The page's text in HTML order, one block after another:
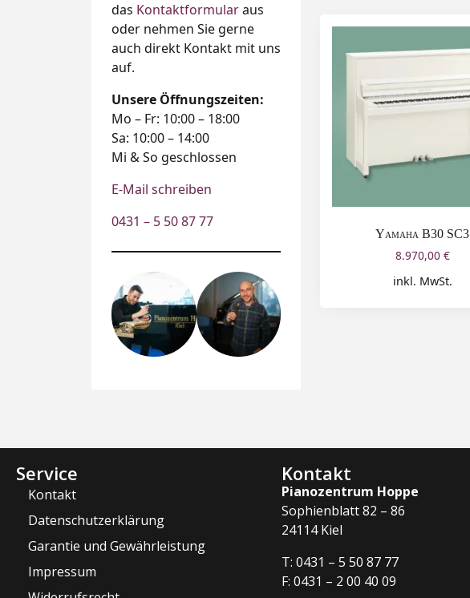
Yamaha B30 SC3
8.970,00 €
inkl. MwSt.
das Kontaktformularaus
oder nehmen Sie gerne
auch direkt Kontakt mit uns
auf.
Unsere Öffnungszeiten:
Mo – Fr: 10:00 – 18:00
Sa: 10:00 – 14:00
Mi & So geschlossen
E-Mail schreiben
0431 – 5 50 87 77
Service
Kontakt
Datenschutzerklärung
Garantie und Gewährleistung
Impressum
Kontakt
Pianozentrum Hoppe
Sophienblatt 82 – 86
24114 Kiel
T: 0431 – 5 50 87 77
F: 0431 – 2 00 40 09